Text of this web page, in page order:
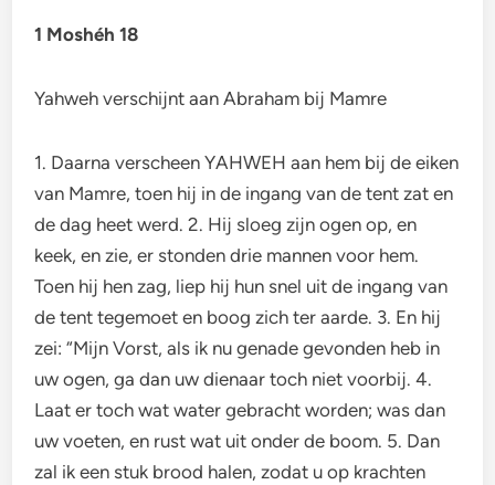
1 Moshéh 18
Yahweh verschijnt aan Abraham bij Mamre
1. Daarna verscheen YAHWEH aan hem bij de eiken
van Mamre, toen hij in de ingang van de tent zat en
de dag heet werd. 2. Hij sloeg zijn ogen op, en
keek, en zie, er stonden drie mannen voor hem.
Toen hij hen zag, liep hij hun snel uit de ingang van
de tent tegemoet en boog zich ter aarde. 3. En hij
zei: “Mijn Vorst, als ik nu genade gevonden heb in
uw ogen, ga dan uw dienaar toch niet voorbij. 4.
Laat er toch wat water gebracht worden; was dan
uw voeten, en rust wat uit onder de boom. 5. Dan
zal ik een stuk brood halen, zodat u op krachten